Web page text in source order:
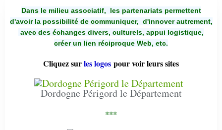
Dans le milieu associatif, les partenariats permettent
d'avoir la possibilité de communiquer, d'innover autrement,
avec des échanges divers, culturels, appui logistique,
créer un lien réciproque Web, etc.
Cliquez surles logos pour voir leurs sites
Dordogne Périgord le Département
***